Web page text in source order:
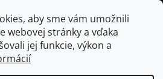
aby sme vám umožnili
webovej stránky a vďaka
jej funkcie, výkon a
Hľadať
a plechy
ORION Forma na
na